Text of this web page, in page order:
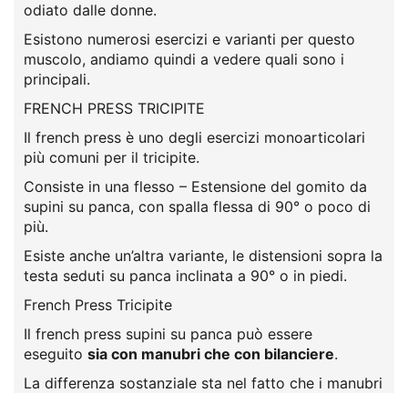
odiato dalle donne.
Esistono numerosi esercizi e varianti per questo
muscolo, andiamo quindi a vedere quali sono i
principali.
FRENCH PRESS TRICIPITE
Il french press è uno degli esercizi monoarticolari
più comuni per il tricipite.
Consiste in una flesso – Estensione del gomito da
supini su panca, con spalla flessa di 90° o poco di
più.
Esiste anche un’altra variante, le distensioni sopra la
testa seduti su panca inclinata a 90° o in piedi.
French Press Tricipite
Il french press supini su panca può essere
eseguito sia con manubri che con bilanciere.
La differenza sostanziale sta nel fatto che i manubri